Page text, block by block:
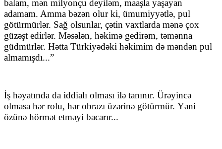
balam, mən milyonçu deyiləm, maaşla yaşayan
adamam. Amma bəzən olur ki, ümumiyyətlə, pul
götürmürlər. Sağ olsunlar, çətin vaxtlarda mənə çox
güzəşt edirlər. Məsələn, həkimə gedirəm, təmənna
güdmürlər. Hətta Türkiyədəki həkimim də məndən pul
almamışdı...”
İş həyatında da iddialı olması ilə tanınır. Ürəyincə
olmasa hər rolu, hər obrazı üzərinə götürmür. Yəni
özünə hörmət etməyi bacarır...